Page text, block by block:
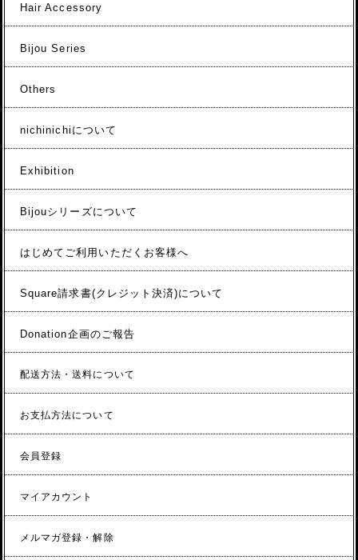
Hair Accessory
Bijou Series
Others
nichinichiについて
Exhibition
Bijouシリーズについて
はじめてご利用いただくお客様へ
Square請求書(クレジット決済)について
Donation企画のご報告
配送方法・送料について
お支払方法について
会員登録
マイアカウント
メルマガ登録・解除